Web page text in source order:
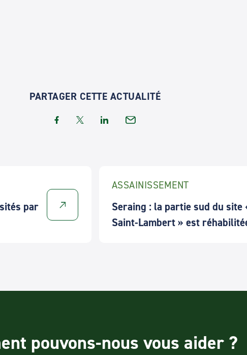
PARTAGER CETTE ACTUALITÉ
par
ASSAINISSEMENT
Seraing : la partie sud du
Saint-Lambert » est
pouvons-nous vous aider ?